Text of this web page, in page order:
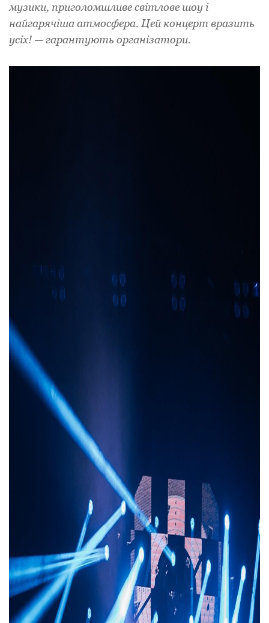
музики, приголомшливе світлове шоу і
найгарячіша атмосфера. Цей концерт вразить
усіх! — гарантують організатори.